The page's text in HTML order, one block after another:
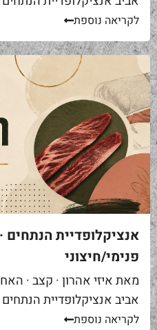
סיפור. אתם באים לאחת
לקריאה נוספת
פנימי/חיצוני
מאת איזי אהרון · קצב ·
באים אליי בקצביה
לקריאה נוספת